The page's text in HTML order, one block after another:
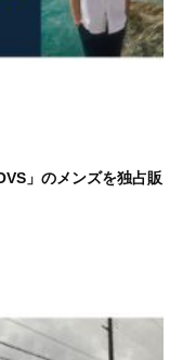
」のメンズを独占販